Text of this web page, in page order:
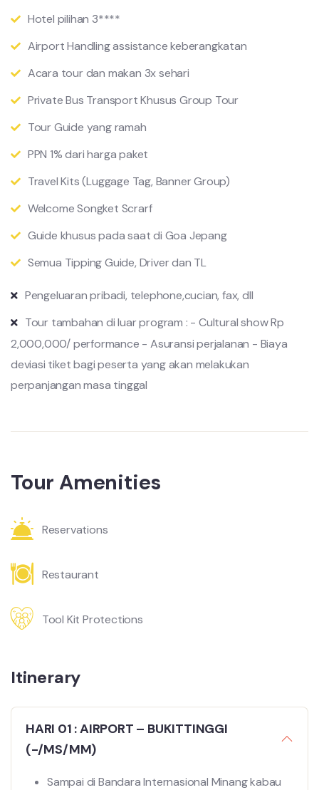
Hotel pilihan 3****
Airport Handling assistance keberangkatan
Acara tour dan makan 3x sehari
Private Bus Transport Khusus Group Tour
Tour Guide yang ramah
PPN 1% dari harga paket
Travel Kits (Luggage Tag, Banner Group)
Welcome Songket Scrarf
Guide khusus pada saat di Goa Jepang
Semua Tipping Guide, Driver dan TL
Pengeluaran pribadi, telephone,cucian, fax, dll
Tour tambahan di luar program : - Cultural show Rp
2,000,000/ performance - Asuransi perjalanan - Biaya
deviasi tiket bagi peserta yang akan melakukan
perpanjangan masa tinggal
Tour Amenities
Reservations
Restaurant
Tool Kit Protections
Itinerary
HARI 01 : AIRPORT – BUKITTINGGI
(-/MS/MM)
Sampai di Bandara Internasional Minangkabau